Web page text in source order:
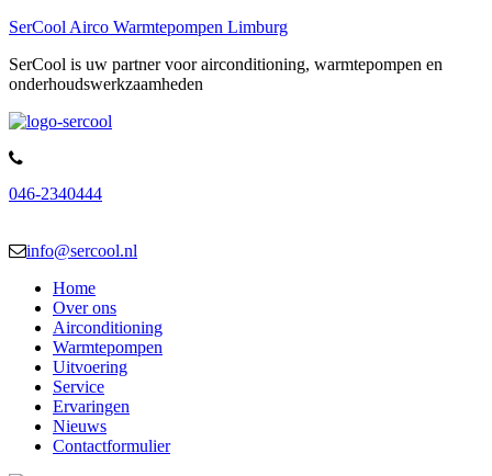
SerCool Airco Warmtepompen Limburg
SerCool is uw partner voor airconditioning, warmtepompen en
onderhoudswerkzaamheden
046-2340444
info@sercool.nl
Home
Over ons
Airconditioning
Warmtepompen
Uitvoering
Service
Ervaringen
Nieuws
Contactformulier